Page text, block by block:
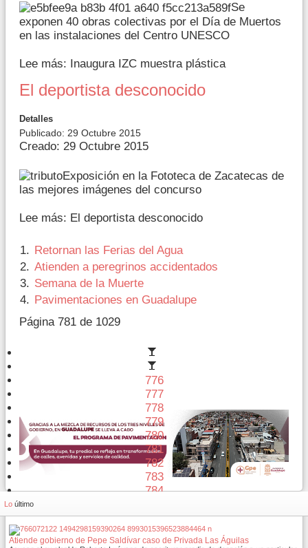
Se
exponen 40 obras colectivas por el Día de Muertos
en las instalaciones del Centro UNESCO
Lee más: Inaugura IZC muestra plástica
El deportista desconocido
Detalles
Publicado: 29 Octubre 2015
Creado: 29 Octubre 2015
Exposición en la Fototeca de Zacatecas de
las mejores imágenes del concurso
Lee más: El deportista desconocido
Retornan las Ferias del Agua
Atienden a peregrinos accidentados
Semana de la Muerte
Pavimentaciones en Guadalupe
Página 781 de 1029
776
777
778
779
780
781
782
783
784
Lo último
Atiende gobierno de Pepe Saldívar caso de Privada Las Águilas